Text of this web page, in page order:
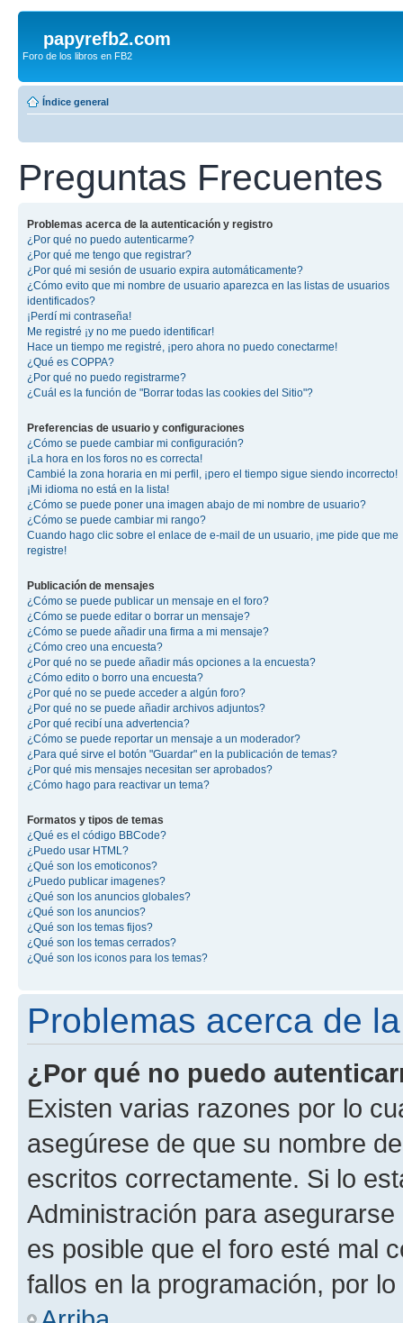
papyrefb2.com
Foro de los libros en FB2
Índice general
Preguntas Frecuentes
Problemas acerca de la autenticación y registro
¿Por qué no puedo autenticarme?
¿Por qué me tengo que registrar?
¿Por qué mi sesión de usuario expira automáticamente?
¿Cómo evito que mi nombre de usuario aparezca en las listas de usuarios
identificados?
¡Perdí mi contraseña!
Me registré ¡y no me puedo identificar!
Hace un tiempo me registré, ¡pero ahora no puedo conectarme!
¿Qué es COPPA?
¿Por qué no puedo registrarme?
¿Cuál es la función de "Borrar todas las cookies del Sitio"?
Preferencias de usuario y configuraciones
¿Cómo se puede cambiar mi configuración?
¡La hora en los foros no es correcta!
Cambié la zona horaria en mi perfil, ¡pero el tiempo sigue siendo incorrecto!
¡Mi idioma no está en la lista!
¿Cómo se puede poner una imagen abajo de mi nombre de usuario?
¿Cómo se puede cambiar mi rango?
Cuando hago clic sobre el enlace de e-mail de un usuario, ¡me pide que me
registre!
Publicación de mensajes
¿Cómo se puede publicar un mensaje en el foro?
¿Cómo se puede editar o borrar un mensaje?
¿Cómo se puede añadir una firma a mi mensaje?
¿Cómo creo una encuesta?
¿Por qué no se puede añadir más opciones a la encuesta?
¿Cómo edito o borro una encuesta?
¿Por qué no se puede acceder a algún foro?
¿Por qué no se puede añadir archivos adjuntos?
¿Por qué recibí una advertencia?
¿Cómo se puede reportar un mensaje a un moderador?
¿Para qué sirve el botón "Guardar" en la publicación de temas?
¿Por qué mis mensajes necesitan ser aprobados?
¿Cómo hago para reactivar un tema?
Formatos y tipos de temas
¿Qué es el código BBCode?
¿Puedo usar HTML?
¿Qué son los emoticonos?
¿Puedo publicar imagenes?
¿Qué son los anuncios globales?
¿Qué son los anuncios?
¿Qué son los temas fijos?
¿Qué son los temas cerrados?
¿Qué son los iconos para los temas?
Problemas acerca de
¿Por qué no puedo
Existen varias razones por lo
asegúrese de que su nombre
escritos correctamente. Si lo
Administración para
es posible que el foro esté mal
fallos en la programación, por